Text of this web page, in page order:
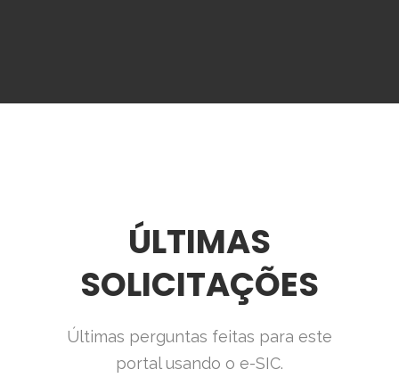
ÚLTIMAS
SOLICITAÇÕES
Últimas perguntas feitas para este
portal usando o e-SIC.